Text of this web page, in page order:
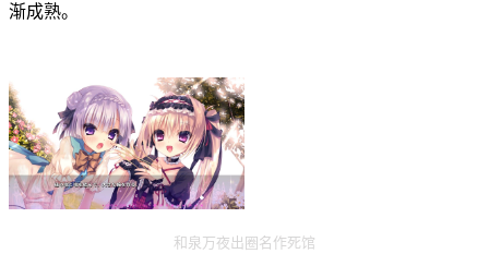
渐成熟。
和泉万夜出圈名作死馆